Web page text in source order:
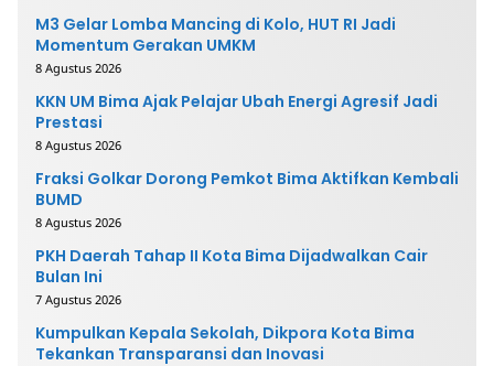
M3 Gelar Lomba Mancing di Kolo, HUT RI Jadi
Momentum Gerakan UMKM
8 Agustus 2026
KKN UM Bima Ajak Pelajar Ubah Energi Agresif Jadi
Prestasi
8 Agustus 2026
Fraksi Golkar Dorong Pemkot Bima Aktifkan Kembali
BUMD
8 Agustus 2026
PKH Daerah Tahap II Kota Bima Dijadwalkan Cair
Bulan Ini
7 Agustus 2026
Kumpulkan Kepala Sekolah, Dikpora Kota Bima
Tekankan Transparansi dan Inovasi